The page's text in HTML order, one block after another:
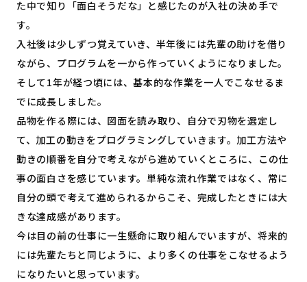
た中で知り「面白そうだな」と感じたのが入社の決め手で
す。
入社後は少しずつ覚えていき、半年後には先輩の助けを借り
ながら、プログラムを一から作っていくようになりました。
そして1年が経つ頃には、基本的な作業を一人でこなせるま
でに成長しました。
品物を作る際には、図面を読み取り、自分で刃物を選定し
て、加工の動きをプログラミングしていきます。加工方法や
動きの順番を自分で考えながら進めていくところに、この仕
事の面白さを感じています。単純な流れ作業ではなく、常に
自分の頭で考えて進められるからこそ、完成したときには大
きな達成感があります。
今は目の前の仕事に一生懸命に取り組んでいますが、将来的
には先輩たちと同じように、より多くの仕事をこなせるよう
になりたいと思っています。